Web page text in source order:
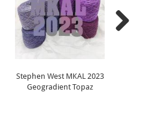
Stephen West MKAL 2023
Geogradient Topaz